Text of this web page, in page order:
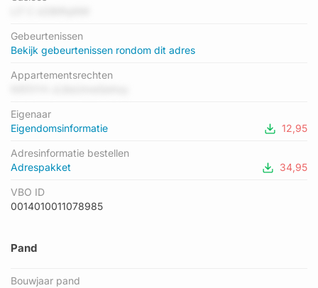
Het pand waarin dit adres ligt heeft als status: 'pand in
gebruik'.
Gebeurtenissen
Bekijk gebeurtenissen rondom dit adres
Appartementsrechten
Eigenaar
Eigendomsinformatie
12,95
Adresinformatie bestellen
Adrespakket
34,95
VBO ID
0014010011078985
Pand
Bouwjaar pand